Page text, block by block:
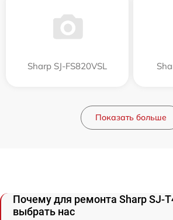
Sharp SJ-FS820VSL
Показать больше
Почему для ремонта Sharp SJ-
выбрать нас